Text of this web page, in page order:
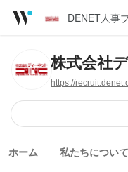
DENET人事
株式会社
https://
ホーム 私たちについて